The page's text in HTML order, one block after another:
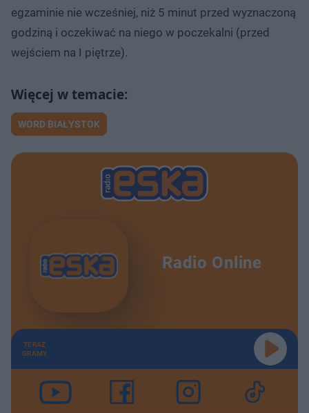
egzaminie nie wcześniej, niż 5 minut przed wyznaczoną
godziną i oczekiwać na niego w poczekalni (przed
wejściem na I piętrze).
WORD BIAŁYSTOK
Radio Online
TERAZ
GRAMY